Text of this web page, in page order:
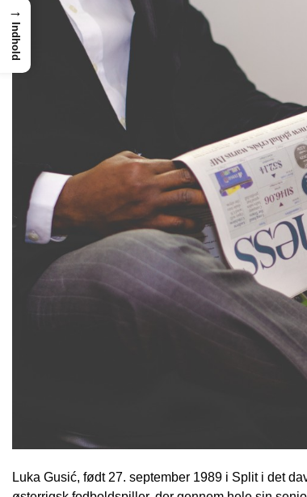
Luka Gusić, født 27. september 1989 i Split i det
→
Indhold